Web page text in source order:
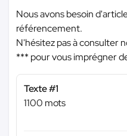
Nous avons besoin
référencement.
N'hésitez pas à consulter
*** pour vous imprégner
Texte #1
1100 mots